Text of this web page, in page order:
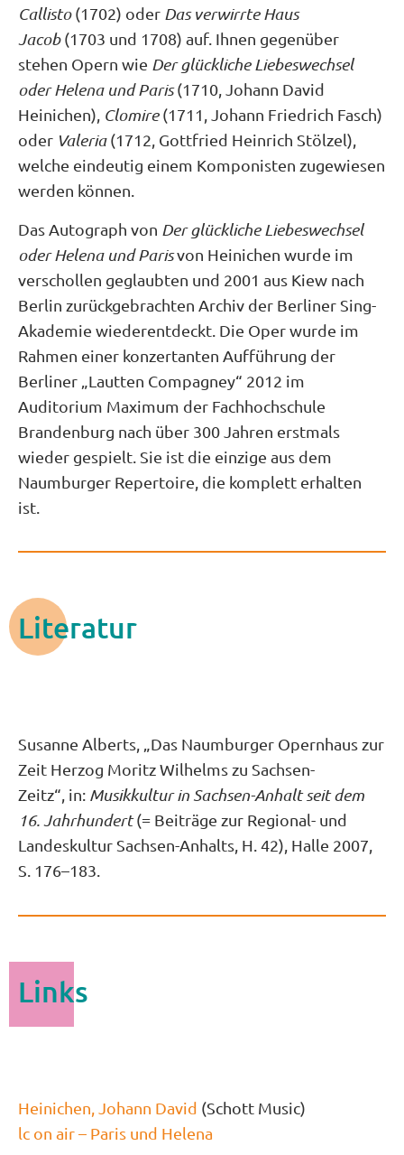
Callisto(1702) oder Das verwirrte Haus
Jacob(1703 und 1708) auf. Ihnen gegenüber
stehen Opern wie Der glückliche Liebeswechsel
oder Helena und Paris(1710, Johann David
Heinichen), Clomire(1711, Johann Friedrich Fasch)
oder Valeria(1712, Gottfried Heinrich Stölzel),
welche eindeutig einem Komponisten zugewiesen
werden können.
Das Autograph von Der glückliche Liebeswechsel
oder Helena und Parisvon Heinichen wurde im
verschollen geglaubten und 2001 aus Kiew nach
Berlin zurückgebrachten Archiv der Berliner Sing-
Akademie wiederentdeckt. Die Oper wurde im
Rahmen einer konzertanten Aufführung der
Berliner „Lautten Compagney“ 2012 im
Auditorium Maximum der Fachhochschule
Brandenburg nach über 300 Jahren erstmals
wieder gespielt. Sie ist die einzige aus dem
Naumburger Repertoire, die komplett erhalten
ist.
Literatur
Susanne Alberts, „Das Naumburger Opernhaus zur
Zeit Herzog Moritz Wilhelms zu Sachsen-
Zeitz“, in: Musikkultur in Sachsen-Anhalt seit dem
16. Jahrhundert(= Beiträge zur Regional- und
Landeskultur Sachsen-Anhalts, H. 42), Halle 2007,
S. 176–183.
Links
Heinichen, Johann David (Schott Music)
lc on air – Paris und Helena